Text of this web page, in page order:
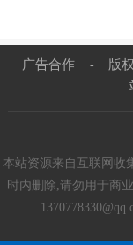
广告合作 - 版
本站资源来自互联网收
时内删除,请勿用于商